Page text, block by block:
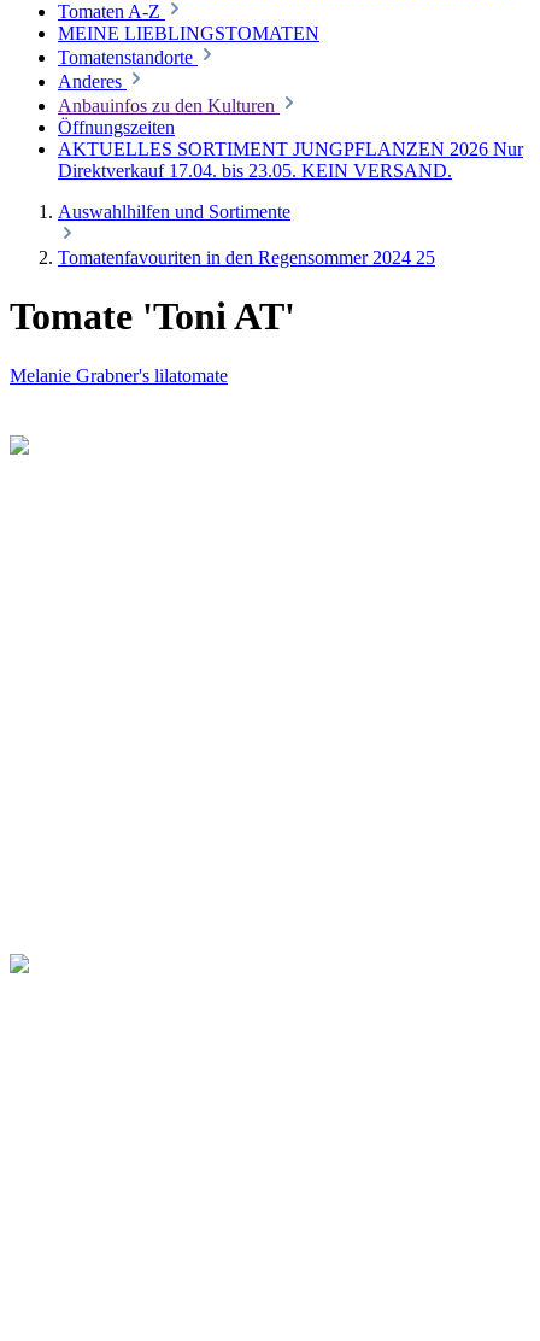
Tomaten A-Z
MEINE LIEBLINGSTOMATEN
Tomatenstandorte
Anderes
Anbauinfos zu den Kulturen
Öffnungszeiten
AKTUELLES SORTIMENT JUNGPFLANZEN 2026 Nur
Direktverkauf 17.04. bis 23.05. KEIN VERSAND.
Auswahlhilfen und Sortimente
Tomatenfavouriten in den Regensommer 2024 25
Tomate 'Toni AT'
Melanie Grabner's lilatomate